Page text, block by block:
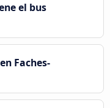
el bus
Faches-